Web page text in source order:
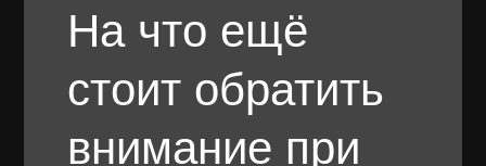
На что ещё
стоит обратить
внимание при